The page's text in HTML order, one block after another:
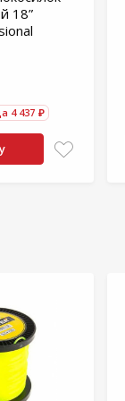
18”
4 437 ₽